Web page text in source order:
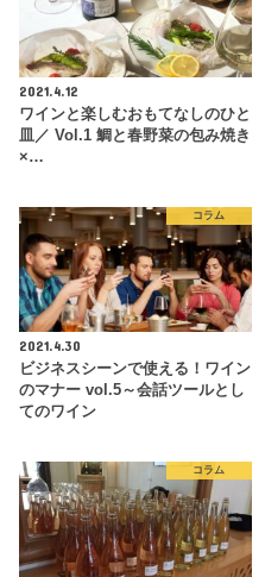
2021.4.12
ワインと楽しむおもてなしのひと
皿／ Vol.1 鯛と春野菜の包み焼き
×…
コラム
2021.4.30
ビジネスシーンで使える！ワイン
のマナー vol.5～会話ツールとし
てのワイン
コラム